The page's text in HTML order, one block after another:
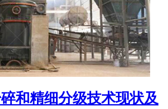
和精细分级技术现状及